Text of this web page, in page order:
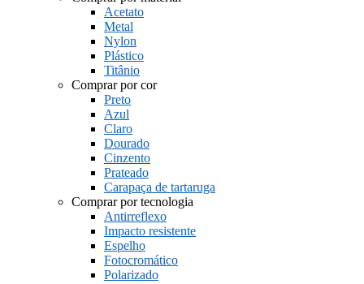
Acetato
Metal
Nylon
Plástico
Titânio
Comprar por cor
Preto
Azul
Claro
Dourado
Cinzento
Prateado
Carapaça de tartaruga
Comprar por tecnologia
Antirreflexo
Impacto resistente
Espelho
Fotocromático
Polarizado